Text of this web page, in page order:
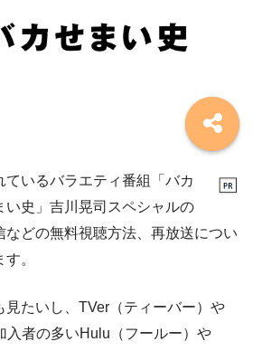
ているバラエティ番組「バカ
い史」吉川晃司スペシャルの
などの無料視聴方法、再放送につい
。
見たいし、TVer（ティーバー）や
入者の多いHulu（フールー）や